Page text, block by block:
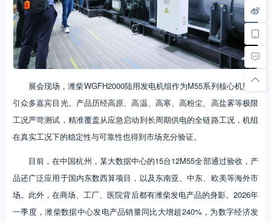
展会现场，潍柴WGFH2000陆用发电机组作为M55系列核心机型吸
引众多嘉宾目光。产品历经高原、高温、高寒、高粉尘、高盐雾等极限
工况严苛测试，精准覆盖从应急启动到长周期供电的全链路工况，机组
在真实工况下的稳定性与可靠性也得到市场充分验证。
目前，在中国杭州，某大数据中心的15台12M55全部通过验收，产
品还广泛应用于国内东数西算项目，以及东南亚、中东、欧美等海外市
场。此外，在商场、工厂、医院背后都有潍柴发电产品的身影。2026年
一季度，潍柴数据中心发电产品销量同比大增超240%，为数字经济发